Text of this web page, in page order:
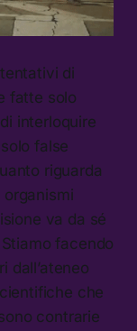
di
fatte solo
interloquire
false
riguarda
organismi
va da sé
facendo
dall’ateneo
che
contrarie